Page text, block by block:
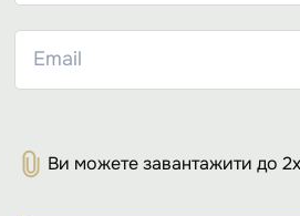
Ви можете завантажити до